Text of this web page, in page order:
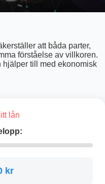
att båda parter,
förståelse av villkoren.
hjälper till med ekonomisk
lån
kr